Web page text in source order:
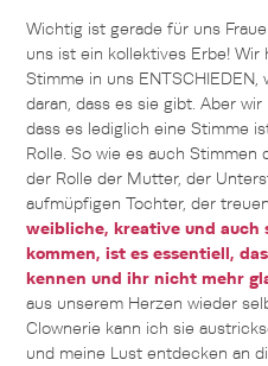
Wichtig ist gerade für uns
uns ist ein kollektives Erbe!
Stimme in uns
daran, dass es sie gibt. Aber
dass es lediglich eine Stimme
Rolle. So wie es auch Stimmen
der Rolle der Mutter, der
aufmüpfigen Tochter, der
weibliche, kreative und auch
kommen, ist es essentiell,
kennen und ihr nicht mehr
aus unserem Herzen wieder
Clownerie kann ich sie
und meine Lust entdecken an